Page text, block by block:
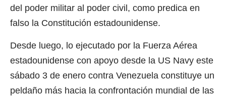
del poder militar al poder civil, como predica en
falso la Constitución estadounidense.
Desde luego, lo ejecutado por la Fuerza Aérea
estadounidense con apoyo desde la US Navy este
sábado 3 de enero contra Venezuela constituye un
peldaño más hacia la confrontación mundial de las